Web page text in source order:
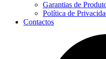
Garantias de
Política de
Contactos